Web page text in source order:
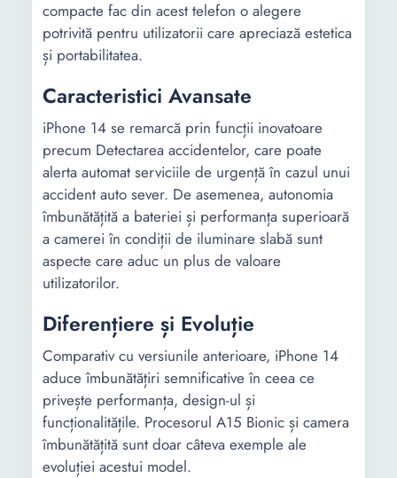
frontala:
Rezolutie
Caracteristici
foto/video:
Auto focus Detectia fetei
Panorama HDR Slow
motion Time-lapse Mod
portret Fotografie live
Temporizator Night mode
Tip baterie:
Li-Ion
compacte fac din acest telefon o alegere
potrivită pentru utilizatorii care apreciază estetica
și portabilitatea.
Caracteristici Avansate
iPhone 14 se remarcă prin funcții inovatoare
precum Detectarea accidentelor, care poate
alerta automat serviciile de urgență în cazul unui
accident auto sever. De asemenea, autonomia
îmbunătățită a bateriei și performanța superioară
a camerei în condiții de iluminare slabă sunt
aspecte care aduc un plus de valoare
utilizatorilor.
Diferențiere și Evoluție
Comparativ cu versiunile anterioare, iPhone 14
aduce îmbunătățiri semnificative în ceea ce
privește performanța, design-ul și
funcționalitățile. Procesorul A15 Bionic și camera
îmbunătățită sunt doar câteva exemple ale
evoluției acestui model.